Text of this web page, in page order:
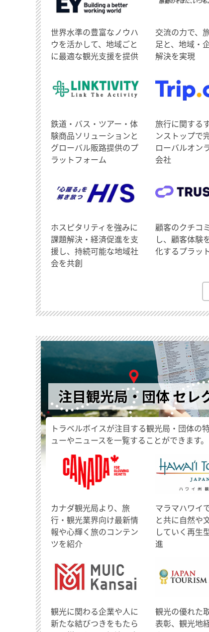
世界水準の豊富なノウハ
ウを活かして、地域ごと
に最適な観光支援を提供
交流の力で、
足と、地域・
解決を実現
鉄道・バス・ツアー・体
験商品ソリューションと
グローバル販路提供のプ
ラットフォーム
旅行に関する
ンストップで
ローバルオン
会社
ホスピタリティを強みに
課題解決・経済促進を支
援し、持続可能な地域社
会を共創
顧客のクチコ
し、顧客体験
化するプラッ
注目観光局・団体 セレ
トラベルボイスが注目する観光局・団体の
ューやニュースを一覧することができます。
​カナダ観光局より、旅
行・観光業界向け最新情
報や心輝く旅のコンテン
ツを紹介
マラマハワイ
と共に自然や
していく再生
進
観光に関わる企業や人に
新たな結びつきをもたら
観光の優れた
表彰、観光地